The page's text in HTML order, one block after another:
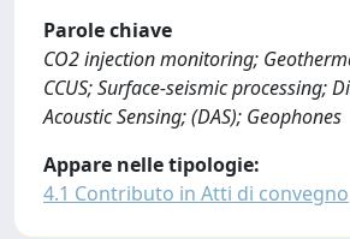
Parole chiave
CO2 injection monitoring;
CCUS; Surface-seismic processing;
Acoustic Sensing; (DAS); Geophones
Appare nelle tipologie:
4.1 Contributo in Atti di convegno